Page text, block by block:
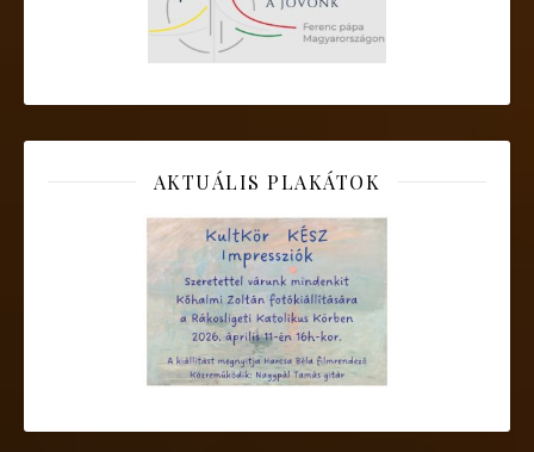
AKTUÁLIS PLAKÁTOK